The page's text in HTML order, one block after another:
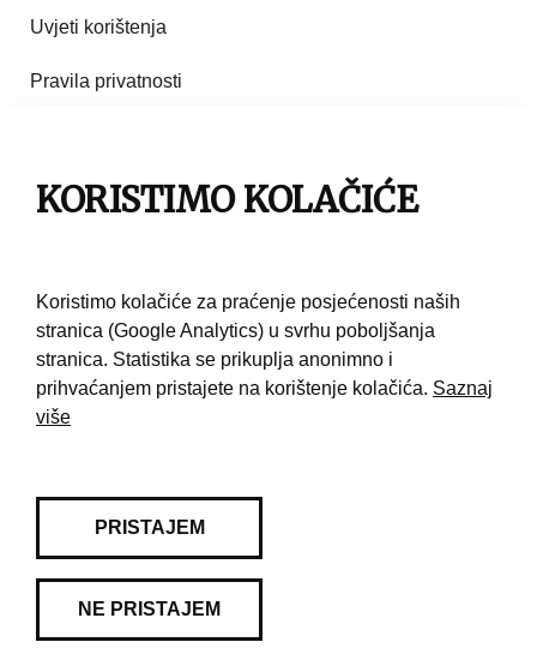
Uvjeti korištenja
Pravila privatnosti
Pravila korištenja
KORISTIMO KOLAČIĆE
Koristimo kolačiće za praćenje posjećenosti naših
stranica (Google Analytics) u svrhu poboljšanja
stranica. Statistika se prikuplja anonimno i
prihvaćanjem pristajete na korištenje kolačića. Saznaj
više
PRISTAJEM
NE PRISTAJEM